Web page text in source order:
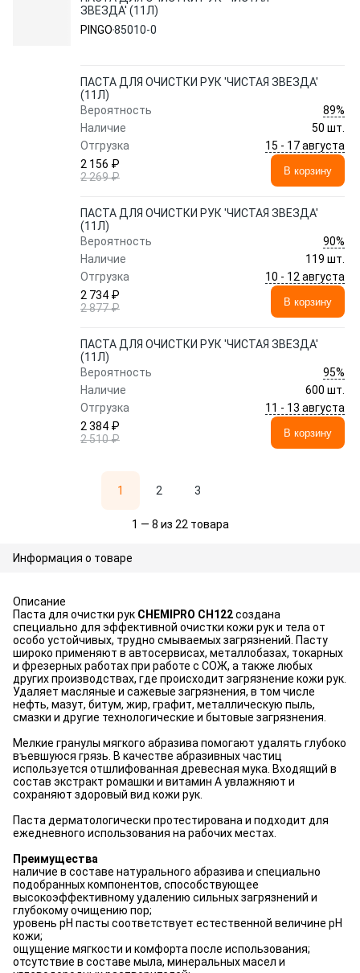
ЗВЕЗДА' (11Л)
PINGO85010-0
ПАСТА ДЛЯ ОЧИСТКИ РУК 'ЧИСТАЯ ЗВЕЗДА'
(11Л)
Вероятность
89%
Наличие
50 шт.
Отгрузка
15 - 17 августа
2 156 ₽
2 269 ₽
В корзину
ПАСТА ДЛЯ ОЧИСТКИ РУК 'ЧИСТАЯ ЗВЕЗДА'
(11Л)
Вероятность
90%
Наличие
119 шт.
Отгрузка
10 - 12 августа
2 734 ₽
2 877 ₽
В корзину
ПАСТА ДЛЯ ОЧИСТКИ РУК 'ЧИСТАЯ ЗВЕЗДА'
(11Л)
Вероятность
95%
Наличие
600 шт.
Отгрузка
11 - 13 августа
2 384 ₽
2 510 ₽
В корзину
1 2 3
1 — 8 из 22 товара
Информация о товаре
Описание
Паста для очистки рук CHEMIPRO CH122создана
специально для эффективной очистки кожи рук и тела от
особо устойчивых, трудно смываемых загрязнений. Пасту
широко применяют в автосервисах, металлобазах, токарных
и фрезерных работах при работе с СОЖ, а также любых
других производствах, где происходит загрязнение кожи рук.
Удаляет масляные и сажевые загрязнения, в том числе
нефть, мазут, битум, жир, графит, металлическую пыль,
смазки и другие технологические и бытовые загрязнения.
Мелкие гранулы мягкого абразива помогают удалять глубоко
въевшуюся грязь. В качестве абразивных частиц
используется отшлифованная древесная мука. Входящий в
состав экстракт ромашки и витамин А увлажняют и
сохраняют здоровый вид кожи рук.
Паста дерматологически протестирована и подходит для
ежедневного использования на рабочих местах.
Преимущества
наличие в составе натурального абразива и специально
подобранных компонентов, способствующее
высокоэффективному удалению сильных загрязнений и
глубокому очищению пор;
уровень pH пасты соответствует естественной величине pH
кожи;
ощущение мягкости и комфорта после использования;
отсутствие в составе мыла, минеральных масел и